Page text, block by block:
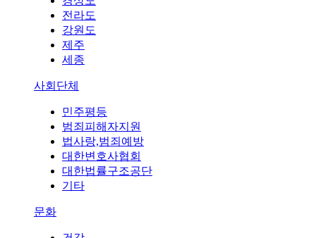
전라도
강원도
제주
세종
사회단체
민주평등
범죄피해자지원
법사랑,범죄예방
대한변호사협회
대한법률구조공단
기타
문화